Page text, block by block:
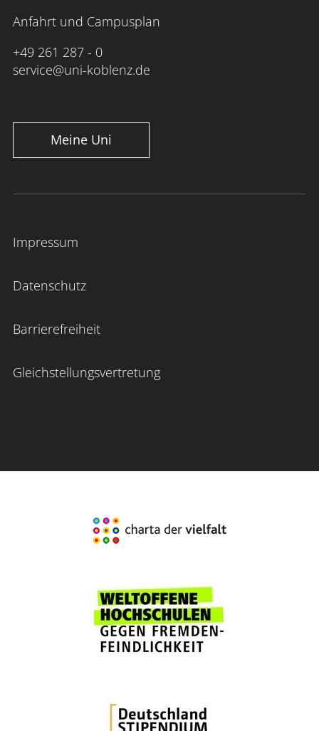
Anfahrt und Campusplan
+49 261 287 - 0
service@uni-koblenz.de
Meine Uni
Impressum
Datenschutz
Barrierefreiheit
Gleichstellungsvertretung